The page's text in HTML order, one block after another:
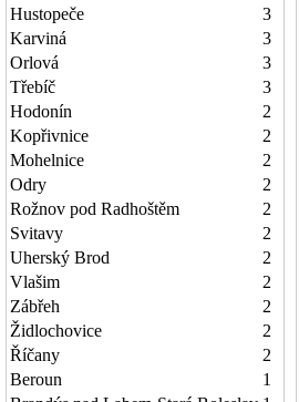
Hustopeče
3
Karviná
3
Orlová
3
Třebíč
3
Hodonín
2
Kopřivnice
2
Mohelnice
2
Odry
2
Rožnov pod Radhoštěm
2
Svitavy
2
Uherský Brod
2
Vlašim
2
Zábřeh
2
Židlochovice
2
Říčany
2
Beroun
1